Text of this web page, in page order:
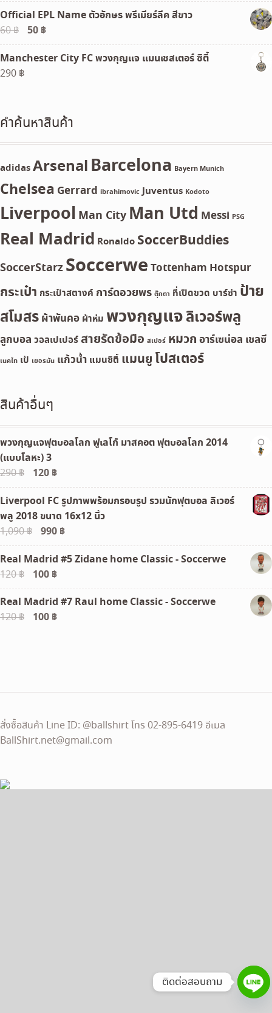
Official EPL Name ตัวอักษร พรีเมียร์ลีค สีขาว
60฿
Original
price
was:
60 ฿.
50 ฿Current
price
is:
Manchester City FC พวงกุญแจ แมนเชสเตอร์ ซิตี้
290 ฿
คำค้นหาสินค้า
adidasArsenalBarcelona Bayern Munich
Chelsea Gerrard ibrahimovic Juventus Kodoto
Liverpool Man City Man Utd Messi PSG
Real Madrid Ronaldo SoccerBuddies
SoccerStarzSoccerwe Tottenham Hotspur
กระเป๋า กระเป๋าสตางค์ การ์ดอวยพร ตุ๊กตา ที่เปิดขวด บาร์ซ่า ป้าย
สโมสร ผ้าพันคอ ผ้าห่ม พวงกุญแจลิเวอร์พลู
ลูกบอล วอลเปเปอร์สายรัดข้อมือ สเปอร์ หมวก อาร์เซน่อล เชลซี
เนคไท เป้ เยอรมัน แก้วน้ำ แมนซิตี้ แมนยูโปสเตอร์
สินค้าอื่นๆ
พวงกุญแจฟุตบอลโลก ฟูเลโก้ มาสคอต ฟุตบอลโลก 2014
(แบบโลหะ) 3
290฿
Original
price
was:
290 ฿.
120 ฿Current
price
is:
120 ฿.
Liverpool FC รูปภาพพร้อมกรอบรูป รวมนักฟุตบอล ลิเวอร์
พลู 2018 ขนาด 16x12 นิ้ว
1,090฿
Original
price
was:
1,090 ฿.
990 ฿Current
price
is:
Real Madrid #5 Zidane home Classic - Soccerwe
120฿
Original
price
was:
120 ฿.
100 ฿Current
price
is:
100 ฿.
Real Madrid #7 Raul home Classic - Soccerwe
120฿
Original
100 ฿Current
สั่งซื้อสินค้า Line ID: @ballshirt โทร 02-895-6419 อีเมล
BallShirt.net@gmail.com
ติดต่อสอบถาม